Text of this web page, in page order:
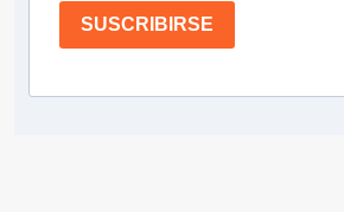
SUSCRIBIRSE